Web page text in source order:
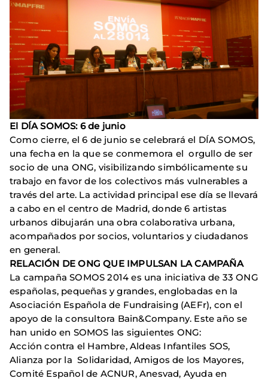
El DÍA SOMOS: 6 de junio
Como cierre, el 6 de junio se celebrará el DÍA SOMOS,
una fecha en la que se conmemora el orgullo de ser
socio de una ONG, visibilizando simbólicamente su
trabajo en favor de los colectivos más vulnerables a
través del arte. La actividad principal ese día se llevará
a cabo en el centro de Madrid, donde 6 artistas
urbanos dibujarán una obra colaborativa urbana,
acompañados por socios, voluntarios y ciudadanos
en general.
RELACIÓN DE ONG QUE IMPULSAN LA CAMPAÑA
La campaña SOMOS 2014 es una iniciativa de 33 ONG
españolas, pequeñas y grandes, englobadas en la
Asociación Española de Fundraising (AEFr), con el
apoyo de la consultora Bain&Company. Este año se
han unido en SOMOS las siguientes ONG:
Acción contra el Hambre, Aldeas Infantiles SOS,
Alianza por la Solidaridad, Amigos de los Mayores,
Comité Español de ACNUR, Anesvad, Ayuda en